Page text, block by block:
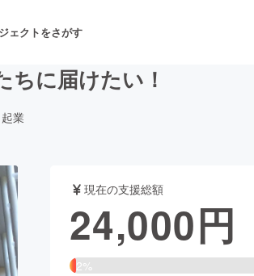
ェクトをさがす
舞台・パフォーマンス
ード・飲食店 ファッ
ちに届けたい！
業
現在の支援総額
24,000円
2%